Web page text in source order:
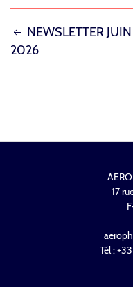
NAVIGATION
DE
NEWSLETTER JUIN
2026
17
Tél :